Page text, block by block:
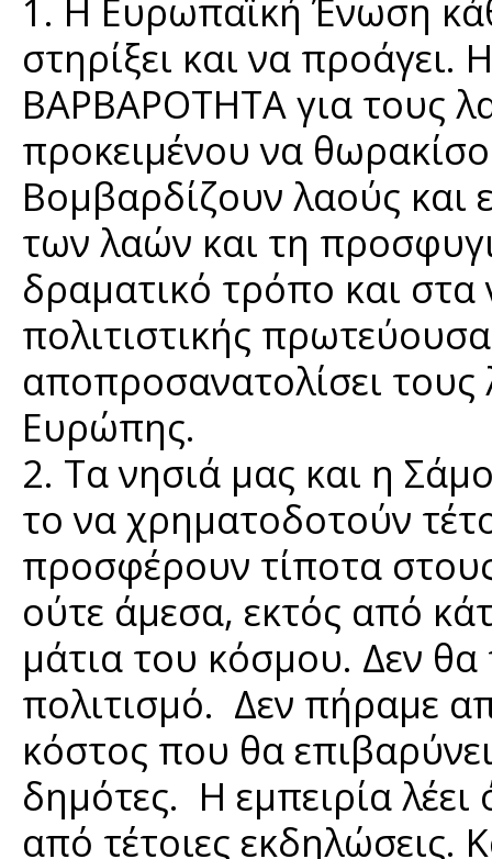
1. Η Ευρωπαϊκή Ένωση
στηρίξει και να προάγει.
ΒΑΡΒΑΡΟΤΗΤΑ για τους
προκειμένου να
Βομβαρδίζουν λαούς και
των λαών και τη
δραματικό τρόπο και στα
πολιτιστικής
αποπροσανατολίσει
Ευρώπης.
2. Τα νησιά μας και η
το να χρηματοδοτούν
προσφέρουν τίποτα
ούτε άμεσα, εκτός από
μάτια του κόσμου. Δεν
πολιτισμό. Δεν πήραμε
κόστος που θα
δημότες. Η εμπειρία
από τέτοιες εκδηλώσεις.